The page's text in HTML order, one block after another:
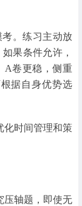
考。练习主动放
果条件允许，
A卷更稳，侧重
据自身优势选
化时间管理和策
压轴题，即使无